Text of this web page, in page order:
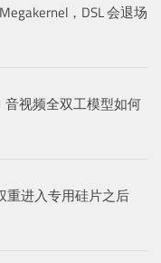
，DSL 会退场
音视频全双工模型如何
重进入专用硅片之后